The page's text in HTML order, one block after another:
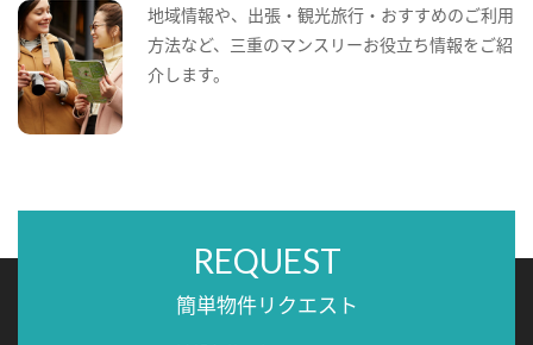
地域情報や、出張・観光旅行・おすすめのご利用
方法など、三重のマンスリーお役立ち情報をご紹
介します。
REQUEST
簡単物件リクエスト